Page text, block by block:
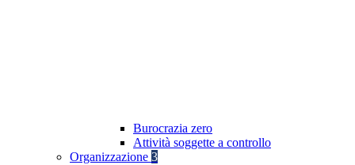
Burocrazia zero
Attività soggette a controllo
Organizzazione 3